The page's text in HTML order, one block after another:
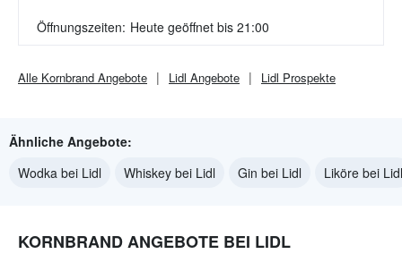
Öffnungszeiten: Heute geöffnet bis 21:00
Alle Kornbrand Angebote Lidl Angebote Lidl Prospekte
Ähnliche Angebote:
Wodka bei Lidl
Whiskey bei Lidl Gin bei Lidl Liköre bei Lidl
KORNBRAND ANGEBOTE BEI LIDL